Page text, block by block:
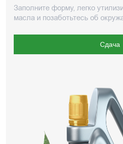
Заполните форму, легко
масла и позаботьтесь об
Сдача